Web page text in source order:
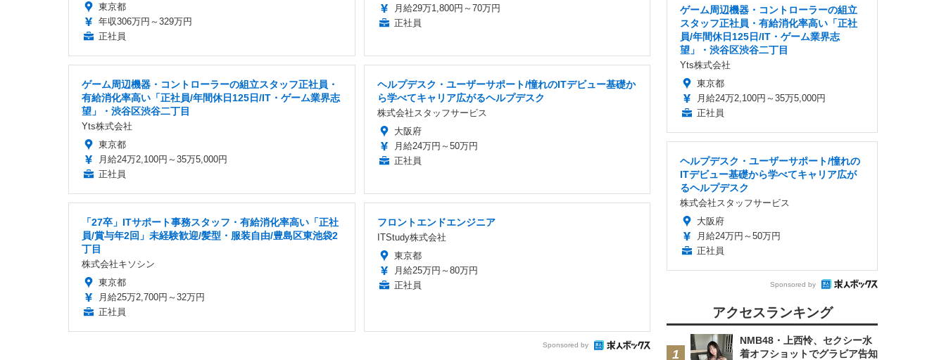
東京都
年収306万円～329万円
正社員
月給29万1,800円～70万円
正社員
ゲーム周辺機器・コントローラーの組立スタッフ正社員・
有給消化率高い「正社員/年間休日125日/IT・ゲーム業界志
望」・渋谷区渋谷二丁目
Yts株式会社
東京都
月給24万2,100円～35万5,000円
正社員
ヘルプデスク・ユーザーサポート/憧れのITデビュー基礎か
ら学べてキャリア広がるヘルプデスク
株式会社スタッフサービス
大阪府
月給24万円～50万円
正社員
「27卒」ITサポート事務スタッフ・有給消化率高い「正社
員/賞与年2回」未経験歓迎/髪型・服装自由/豊島区東池袋2
丁目
株式会社キソシン
東京都
月給25万2,700円～32万円
正社員
フロントエンドエンジニア
ITStudy株式会社
東京都
月給25万円～80万円
正社員
Sponsored by
ゲーム周辺機器・コントローラーの組立
スタッフ正社員・有給消化率高い「正社
員/年間休日125日/IT・ゲーム業界志
望」・渋谷区渋谷二丁目
Yts株式会社
東京都
月給24万2,100円～35万5,000円
正社員
ヘルプデスク・ユーザーサポート/憧れの
ITデビュー基礎から学べてキャリア広が
るヘルプデスク
株式会社スタッフサービス
大阪府
月給24万円～50万円
正社員
Sponsored by
アクセスランキング
NMB48・上西怜、セクシー水
着オフショットでグラビア告知